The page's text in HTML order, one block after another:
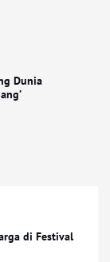
Dunia
di Festival